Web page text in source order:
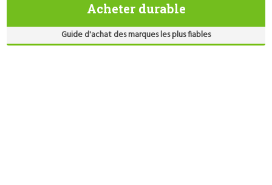
Acheter durable
Guide d'achat des marques les plus fiables